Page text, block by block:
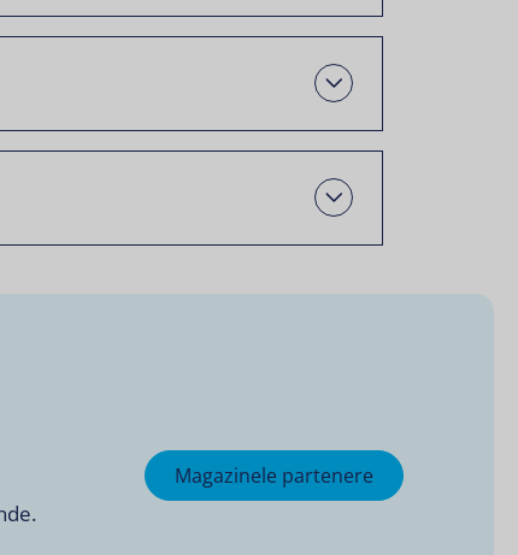
Open
Open
Magazinele partenere